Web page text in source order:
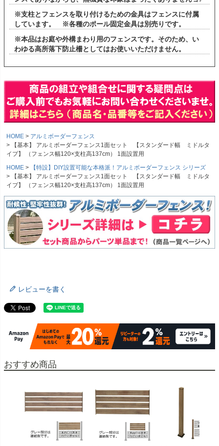
※支柱とフェンスを取り付けるための金具はフェンスに付属
しています。 ※各種のポール固定金具は別売りです。
※本品はお庭や外構まわり用のフェンスです。そのため、い
わゆる高所落下防止柵としてはお使いいただけません。
HOME
アルミボーダーフェンス
【基本】 アルミボーダーフェンス1面セット 【スタンダード幅 ミドルタ
イプ】 （フェンス幅120×支柱高137cm） 1面設置用
HOME
【特設】DIY設置可能な本格派！アルミボーダーフェンス シリーズ
【基本】 アルミボーダーフェンス1面セット 【スタンダード幅 ミドルタ
イプ】 （フェンス幅120×支柱高137cm） 1面設置用
レビューを書く
おすすめ商品